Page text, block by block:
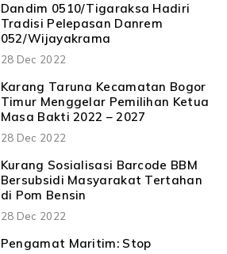
Dandim 0510/Tigaraksa Hadiri
Tradisi Pelepasan Danrem
052/Wijayakrama
28 Dec 2022
Karang Taruna Kecamatan Bogor
Timur Menggelar Pemilihan Ketua
Masa Bakti 2022 – 2027
28 Dec 2022
Kurang Sosialisasi Barcode BBM
Bersubsidi Masyarakat Tertahan
di Pom Bensin
28 Dec 2022
Pengamat Maritim: Stop